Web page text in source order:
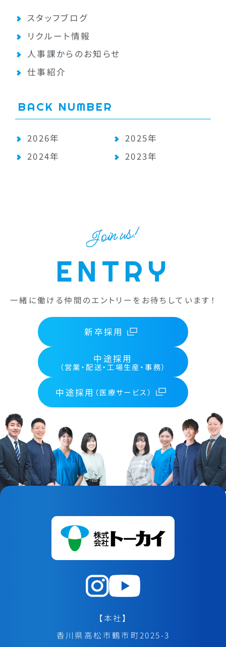
スタッフブログ
リクルート情報
人事課からのお知らせ
仕事紹介
BACK NUMBER
2026年
2025年
2024年
2023年
ENTRY
Join us!
一緒に働ける仲間のエントリーをお待ちしています！
新卒採用
中途採用
（営業・配送・工場生産・事務）
中途採用 （医療サービス）
【本社】
香川県高松市鶴市町2025-3